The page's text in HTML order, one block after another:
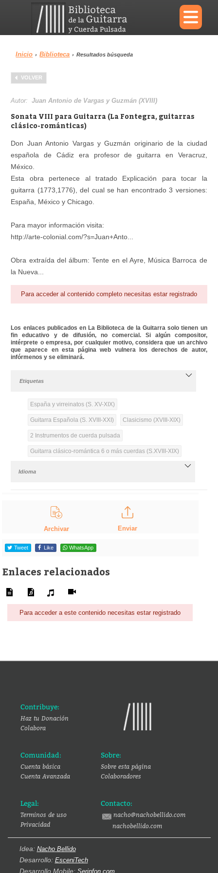
×
Menu
Biblioteca Diccionario
Reproductor
Inicio › Biblioteca › Resultados búsqueda
VOLVER
Autor:Juan Antonio de Vargas y Guzmán (XVIII)
Sonata VIII para Guitarra (La Fontegra, guitarras
clásico-románticas)
Don Juan Antonio Vargas y Guzmán originario de la ciudad
española de Cádiz era profesor de guitarra en Veracruz,
México.
Esta obra pertenece al tratado Explicación para tocar la
guitarra (1773,1776), del cual se han encontrado 3 versiones:
España, México y Chicago.
Para mayor información visita:
http://arte-colonial.com/?s=Juan+Anto...
Obra extraída del álbum: Tente en el Ayre, Música Barroca de
la Nueva...
Para acceder al contenido completo necesitas estar registrado
Los enlaces publicados en La Biblioteca de la Guitarra solo tienen un
fin educativo y de difusión, no comercial. Si algún compositor,
intérprete o empresa, por cualquier motivo, considera que un archivo
que aparece en esta página web vulnera los derechos de autor,
infórmenos y se eliminará.
Etiquetas
España y virreinatos (S. XV-XIX)
Guitarra Española (S. XVIII-XXI) Clasicismo (XVIII-XIX)
2 Instrumentos de cuerda pulsada
Guitarra clásico-romántica 6 o más cuerdas (S.XVIII-XIX)
Idioma
Archivar Enviar
Tweet Like WhatsApp
Enlaces relacionados
Para acceder a este contenido necesitas estar registrado
Contribuye:
Haz tu Donación
Colabora
Comunidad:
Cuenta básica
Cuenta Avanzada
Sobre:
Sobre esta página
Colaboradores
Legal:
Terminos de uso
Privacidad
Contacto:
nacho@nachobellido.com
nachobellido.com
Idea: Nacho Bellido
Desarrollo: EsceniTech
Desarrollo Mobile: Serinfon.com